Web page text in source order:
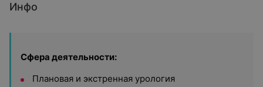
Инфо
Cфера деятельности:
Плановая и экстренная урология